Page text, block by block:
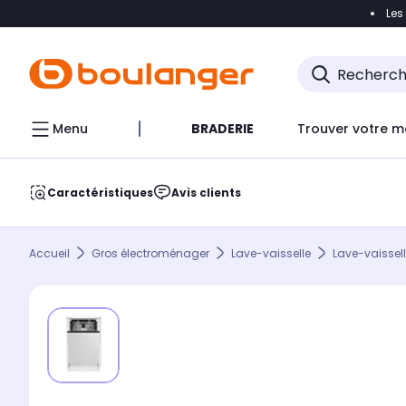
Accéder
Menu BRADERIE Trouver votre
Caractéristiques Avis clients
Accueil Gros électroménager Lave-vaisselle Lave-